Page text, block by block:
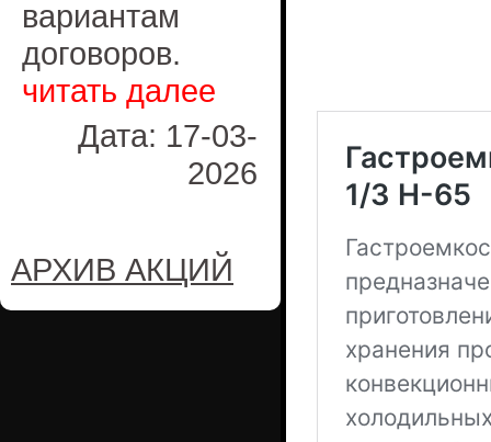
вариантам
договоров.
читать далее
Дата: 17-03-
2026
АРХИВ АКЦИЙ